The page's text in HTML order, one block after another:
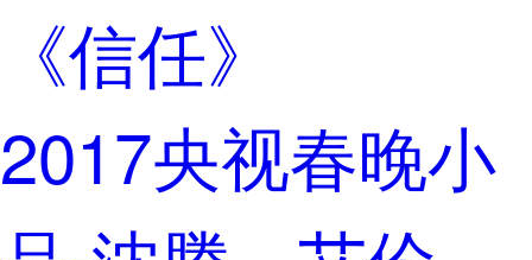
《信任》
2017央视春晚小